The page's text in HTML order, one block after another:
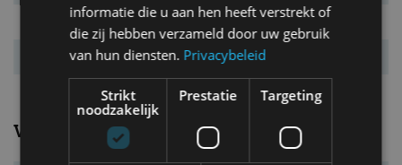
Max. aanh. gew. 1.500 kg
Tankinhoud 62 l
Verbruik
informatie die u aan hen heeft verstrekt of
die zij hebben verzameld door uw gebruik
van hun diensten. Privacybeleid
Strikt
noodzakelijk
Prestatie Targeting